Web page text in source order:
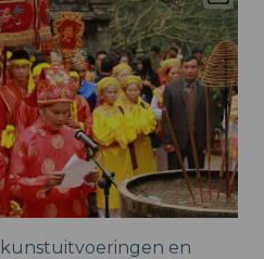
en